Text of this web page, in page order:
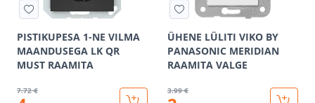
PISTIKUPESA 1-NE VILMA
MAANDUSEGA LK QR
MUST RAAMITA
7.72 €
ÜHENE LÜLITI VIKO BY
PANASONIC MERIDIAN
RAAMITA VALGE
3.99 €